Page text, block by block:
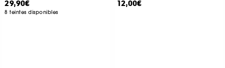
29,90€
8 teintes disponibles
12,00€